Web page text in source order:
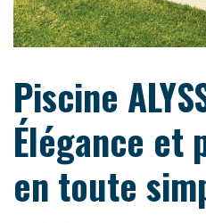
Piscine
Élégance et
en toute